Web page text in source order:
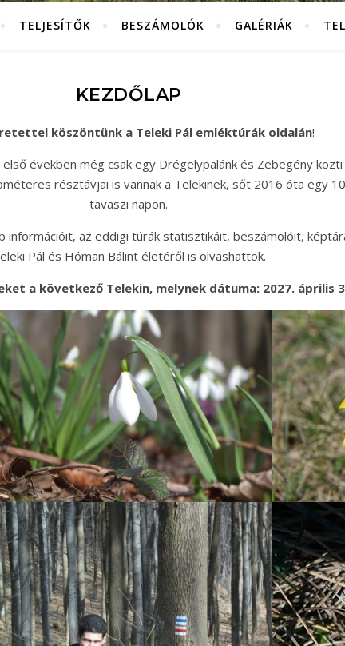
TELJESÍTŐK BESZÁMOLÓK GALÉRIÁK
KEZDŐLAP
köszöntünk a Teleki Pál emléktúrák oldalán!
években még csak egy Drégelypalánk és Zebegény
résztávjai is vannak a Telekinek, sőt 2016 óta egy
tavaszi napon.
információit, az eddigi túrák statisztikáit, beszámolóit,
Pál és Hóman Bálint életéről is olvashattok.
a következő Telekin, melynek dátuma: 2027. április